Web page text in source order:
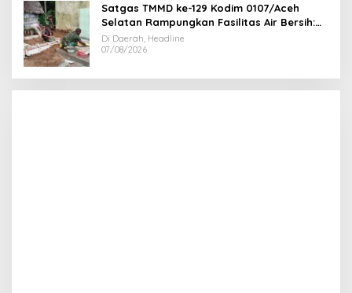
Satgas TMMD ke-129 Kodim 0107/Aceh
Selatan Rampungkan Fasilitas Air Bersih:
Tapak Tower Mulai Dipasang
Di Daerah, Headline
07/08/2026